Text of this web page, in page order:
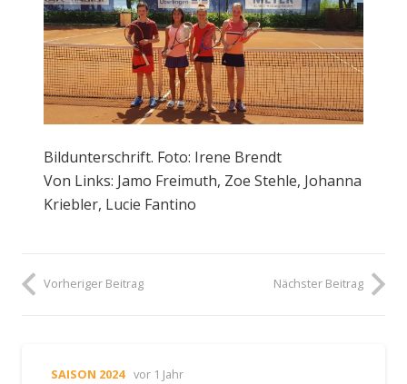
Bildunterschrift. Foto: Irene Brendt
Von Links: Jamo Freimuth, Zoe Stehle, Johanna
Kriebler, Lucie Fantino
Vorheriger Beitrag Nächster Beitrag
SAISON 2024 vor 1 Jahr